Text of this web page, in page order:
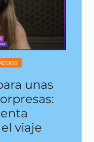
unas
viaje